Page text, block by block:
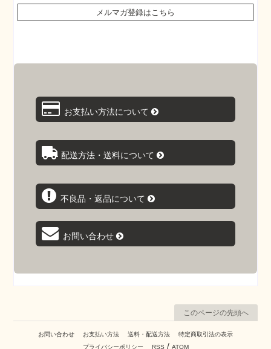
メルマガ登録はこちら
お支払い方法について
配送方法・送料について
不良品・返品について
お問い合わせ
このページの先頭へ
お問い合わせ お支払い方法 送料・配送方法
特定商取引法の表示
プライバシーポリシー
RSS / ATOM